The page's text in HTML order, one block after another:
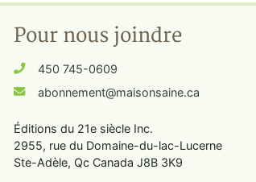
Pour nous joindre
450 745-0609
abonnement@maisonsaine.ca
Éditions du 21e siècle Inc.
2955, rue du Domaine-du-lac-Lucerne
Ste-Adèle, Qc Canada J8B 3K9